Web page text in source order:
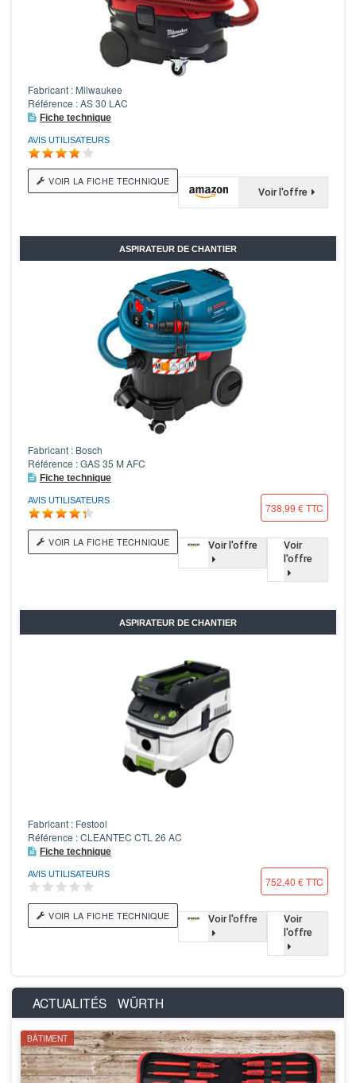
Fabricant : Milwaukee
Référence : AS 30 LAC
Fiche technique
AVIS UTILISATEURS
VOIR LA FICHE TECHNIQUE
Voir l'offre
ASPIRATEUR DE CHANTIER
Fabricant : Bosch
Référence : GAS 35 M AFC
Fiche technique
AVIS UTILISATEURS
738,99 € TTC
VOIR LA FICHE TECHNIQUE Voir l'offre
Voir
l'offre
ASPIRATEUR DE CHANTIER
Fabricant : Festool
Référence : CLEANTEC CTL 26 AC
Fiche technique
AVIS UTILISATEURS
752,40 € TTC
VOIR LA FICHE TECHNIQUE Voir l'offre
Voir
l'offre
ACTUALITÉS WÜRTH
BÂTIMENT